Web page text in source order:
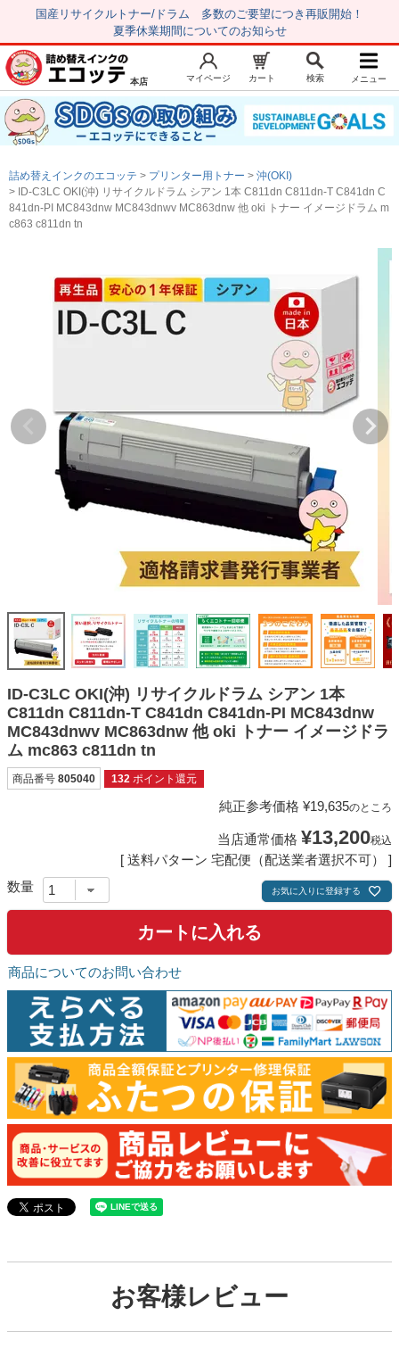
国産リサイクルトナー/ドラム 多数のご要望につき再販開始！
夏季休業期間についてのお知らせ
新規会員登録 マイページ
トップページ お気に入り
注文履歴 レビュー履歴
はじめての方へ
初心者用セット
キャノンインク
詰め替えインク
互換インクボトル
互換インクカートリッジ
再生インクカートリッジ
ご利用ガイド
よくある質問
お問い合わせ
会員専用商品
説明書ダウンロード
本店 マイページ カート 検索 メニュー
詰め替えインクのエコッテ プリンター用トナー
沖(OKI)
ID-C3LC OKI(沖) リサイクルドラム シアン 1本 C811dn C811dn-T C841dn C
841dn-PI MC843dnw MC843dnwv MC863dnw 他 oki トナー イメージドラム m
c863 c811dn tn
ID-C3LC OKI(沖) リサイクルドラム シアン 1本
C811dn C811dn-T C841dn C841dn-PI MC843dnw
MC843dnwv MC863dnw 他 oki トナー イメージドラ
ム mc863 c811dn tn
商品番号 805040 132 ポイント還元
純正参考価格 ¥19,635のところ
当店通常価格 ¥13,200税込
送料パターン 宅配便（配送業者選択不可）
お気に入りに登録する
カートに入れる
商品についてのお問い合わせ
お客様レビュー